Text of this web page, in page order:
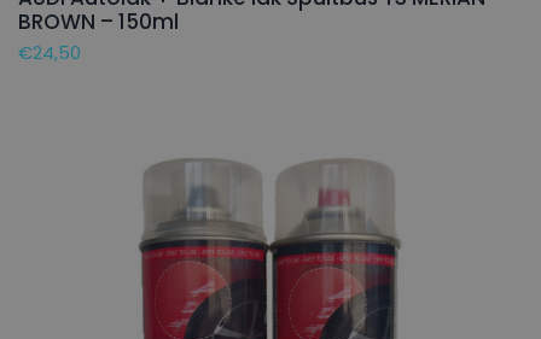
BROWN – 150ml
€24,50